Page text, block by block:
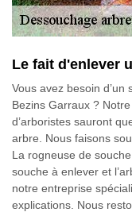
Le fait d'enlever
Vous avez besoin
Bezins Garraux ?
d’arboristes sauront
arbre. Nous faisons
La rogneuse de
souche à enlever et
notre entreprise
explications. Nous